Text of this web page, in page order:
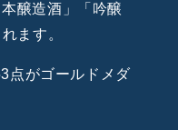
醸造酒」「吟醸
ます。
点がゴールドメダ